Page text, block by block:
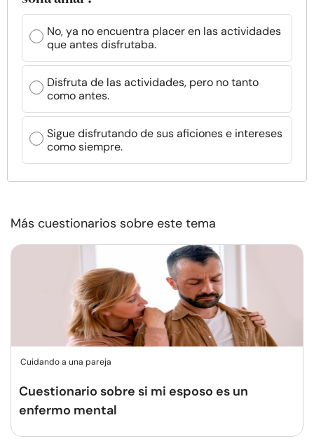
No, ya no encuentra placer en las actividades
que antes disfrutaba.
Disfruta de las actividades, pero no tanto
como antes.
Sigue disfrutando de sus aficiones e intereses
como siempre.
Más cuestionarios sobre este tema
Cuidando a una pareja
Cuestionario sobre si mi esposo es un
enfermo mental